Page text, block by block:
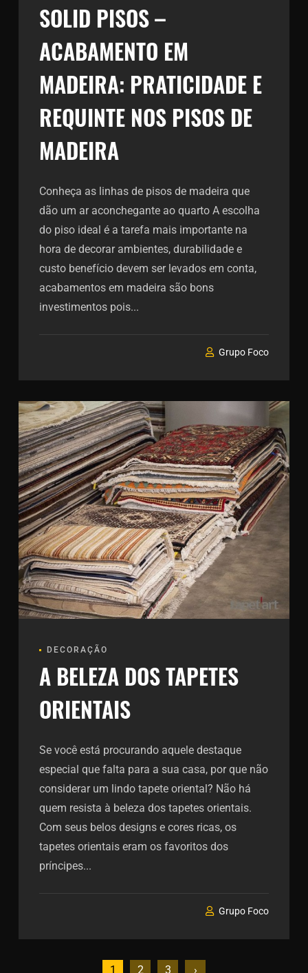
SOLID PISOS –
ACABAMENTO EM
MADEIRA: PRATICIDADE E
REQUINTE NOS PISOS DE
MADEIRA
Conheça as linhas de pisos de madeira que
dão um ar aconchegante ao quarto A escolha
do piso ideal é a tarefa mais importante na
hora de decorar ambientes, durabilidade e
custo benefício devem ser levados em conta,
acabamentos em madeira são bons
investimentos pois...
Grupo Foco
DECORAÇÃO
A BELEZA DOS TAPETES
ORIENTAIS
Se você está procurando aquele destaque
especial que falta para a sua casa, por que não
considerar um lindo tapete oriental? Não há
quem resista à beleza dos tapetes orientais.
Com seus belos designs e cores ricas, os
tapetes orientais eram os favoritos dos
príncipes...
Grupo Foco
1 2 3 ›